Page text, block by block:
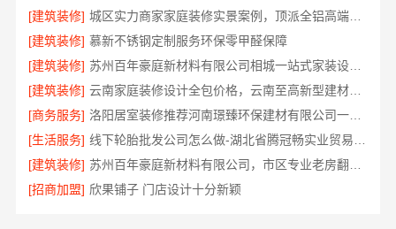
[建筑装修]
城区实力商家家庭装修实景案例，顶派全铝高端定制
[建筑装修] 慕新不锈钢定制服务环保零甲醛保障
[建筑装修]
苏州百年豪庭新材料有限公司相城一站式家装设计价
[建筑装修]
云南家庭装修设计全包价格，云南至高新型建材有限公司
[商务服务]
洛阳居室装修推荐河南璟臻环保建材有限公司一站式服务
[生活服务]
[建筑装修]
[招商加盟] 欣果铺子 门店设计十分新颖